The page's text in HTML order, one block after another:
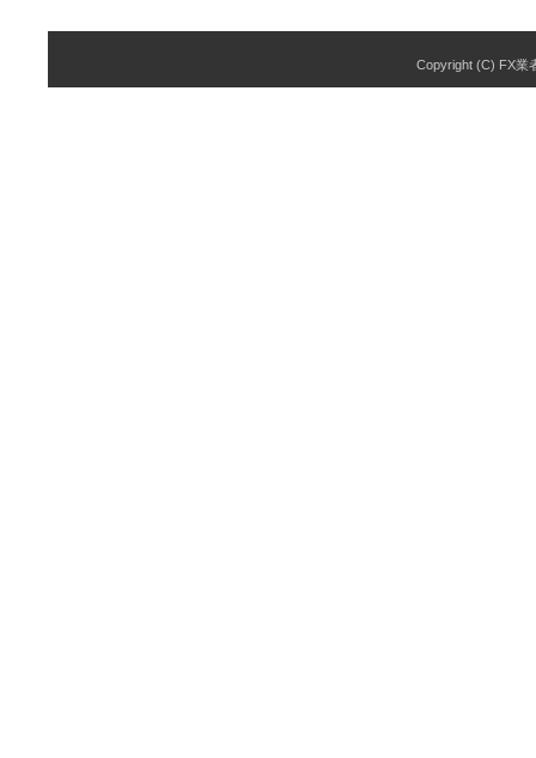
Copyright (C) FX業